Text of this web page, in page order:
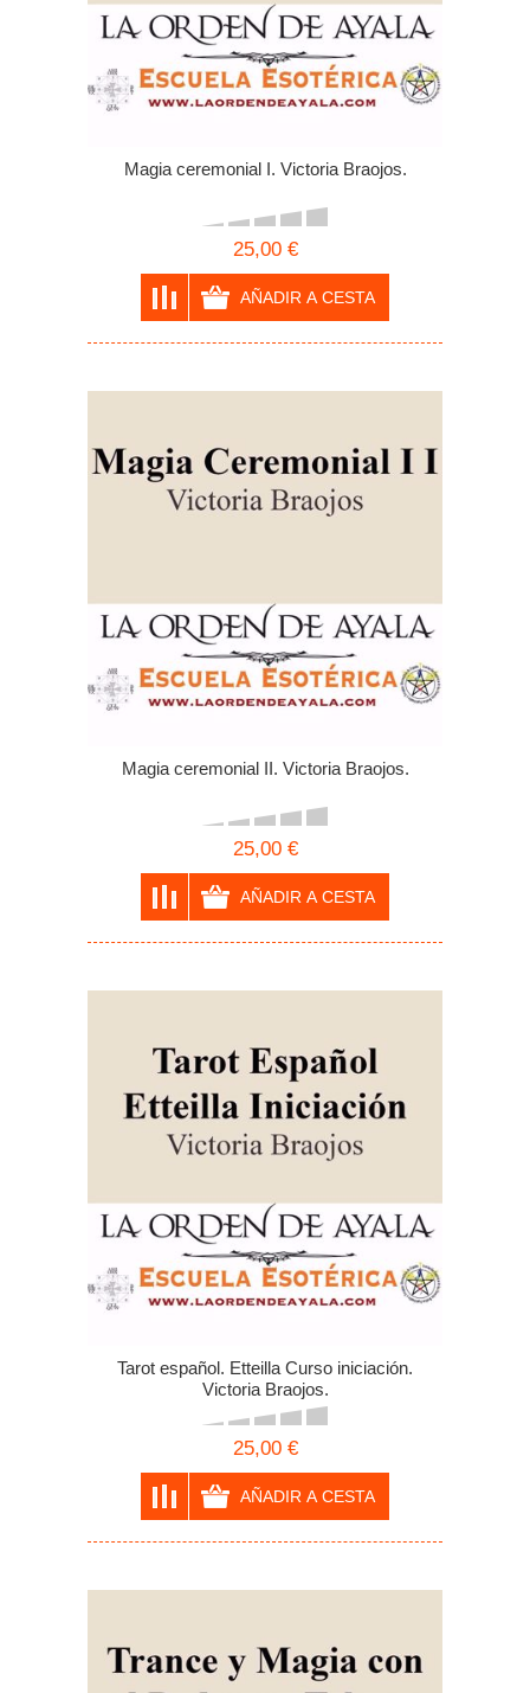
Magia ceremonial I. Victoria Braojos.
25,00 €
Magia ceremonial II. Victoria Braojos.
25,00 €
Tarot español. Etteilla Curso iniciación.
Victoria Braojos.
25,00 €